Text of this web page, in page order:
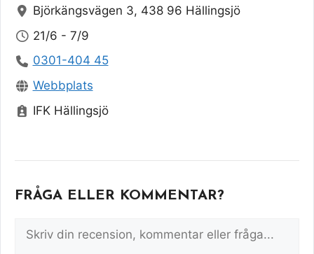
Björkängsvägen 3, 438 96 Hällingsjö
21/6 - 7/9
0301-404 45
Webbplats
IFK Hällingsjö
FRÅGA ELLER KOMMENTAR?